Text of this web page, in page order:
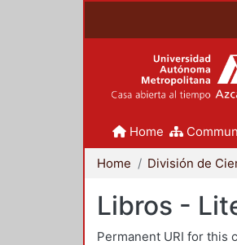
Home
Home
Libros -
Permanent URI for this